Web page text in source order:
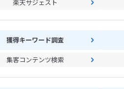
楽天サジェスト
獲得キーワード調査
集客コンテンツ検索